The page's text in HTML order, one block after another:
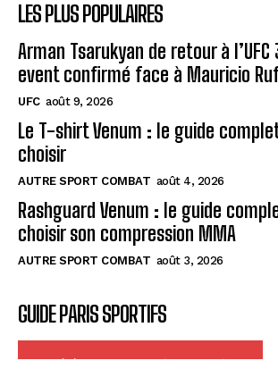
LES PLUS POPULAIRES
Arman Tsarukyan de retour à
event confirmé face à Mauricio
UFC août 9, 2026
Le T-shirt Venum : le guide
choisir
AUTRE SPORT COMBAT août 4, 2026
Rashguard Venum : le guide
choisir son compression MMA
AUTRE SPORT COMBAT août 3, 2026
GUIDE PARIS SPORTIFS
Télécharger le guide gratuit